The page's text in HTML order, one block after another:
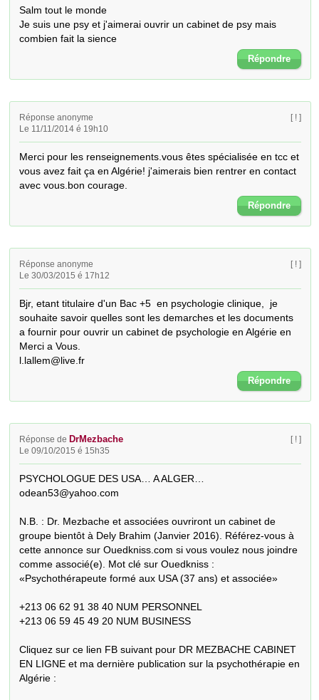
Salm tout le monde
Je suis une psy et j'aimerai ouvrir un cabinet de psy mais
combien fait la sience
Répondre
Réponse anonyme
Le 11/11/2014 é 19h10
[ ! ]
Merci pour les renseignements.vous êtes spécialisée en tcc et
vous avez fait ça en Algérie! j'aimerais bien rentrer en contact
avec vous.bon courage.
Répondre
Réponse anonyme
Le 30/03/2015 é 17h12
[ ! ]
Bjr, etant titulaire d'un Bac +5  en psychologie clinique,  je
souhaite savoir quelles sont les demarches et les documents
a fournir pour ouvrir un cabinet de psychologie en Algérie en
Merci a Vous.
l.lallem@live.fr
Répondre
Réponse de DrMezbache
Le 09/10/2015 é 15h35
[ ! ]
PSYCHOLOGUE DES USA… A ALGER…
odean53@yahoo.com
N.B. : Dr. Mezbache et associées ouvriront un cabinet de
groupe bientôt à Dely Brahim (Janvier 2016). Référez-vous à
cette annonce sur Ouedkniss.com si vous voulez nous joindre
comme associé(e). Mot clé sur Ouedkniss :
«Psychothérapeute formé aux USA (37 ans) et associée»
+213 06 62 91 38 40 NUM PERSONNEL
+213 06 59 45 49 20 NUM BUSINESS
Cliquez sur ce lien FB suivant pour DR MEZBACHE CABINET
EN LIGNE et ma dernière publication sur la psychothérapie en
Algérie :